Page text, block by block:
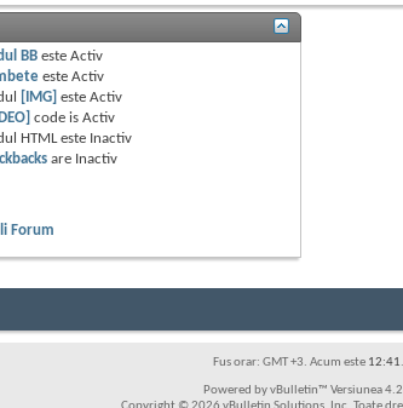
BB esteActiv
esteActiv
[IMG] esteActiv
code isActiv
HTML este Inactiv
are Inactiv
Forum
Fus orar: GMT +3. Acum este 12:41.
Powered by vBulletin™ Versiunea